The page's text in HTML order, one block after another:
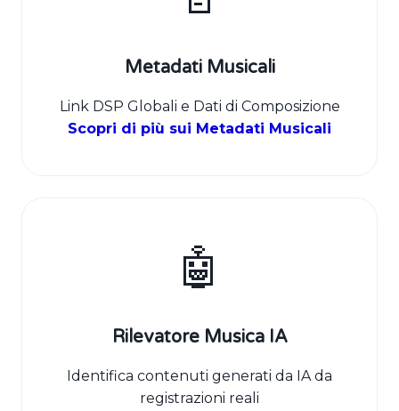
Metadati Musicali
Link DSP Globali e Dati di Composizione
Scopri di più sui Metadati Musicali
🤖
Rilevatore Musica IA
Identifica contenuti generati da IA da
registrazioni reali